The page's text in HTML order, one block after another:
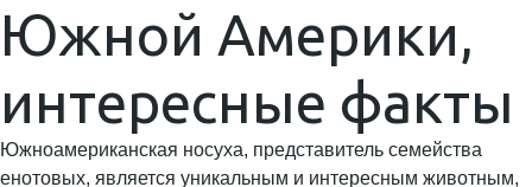
Южной Америки,
интересные факты
Южноамериканская носуха, представитель семейства
енотовых, является уникальным и интересным животным,